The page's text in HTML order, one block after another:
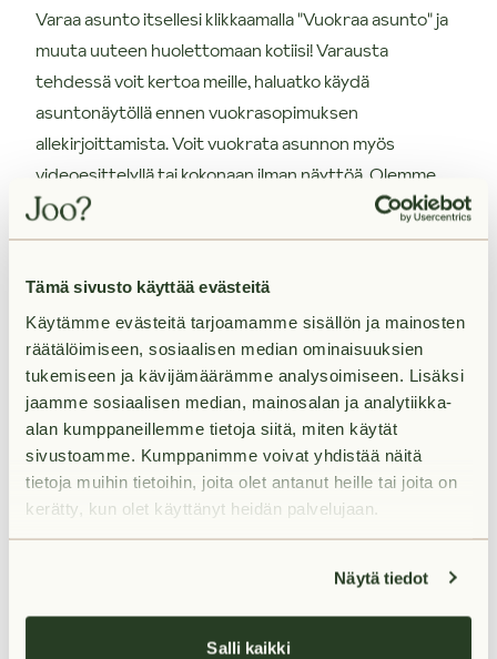
Tämä sivusto käyttää evästeitä
Käytämme evästeitä tarjoamamme sisällön ja mainosten
räätälöimiseen, sosiaalisen median ominaisuuksien
tukemiseen ja kävijämäärämme analysoimiseen. Lisäksi
jaamme sosiaalisen median, mainosalan ja analytiikka-
alan kumppaneillemme tietoja siitä, miten käytät
sivustoamme. Kumppanimme voivat yhdistää näitä
tietoja muihin tietoihin, joita olet antanut heille tai joita on
kerätty, kun olet käyttänyt heidän palvelujaan.
Näytä tiedot
Salli kaikki
Varaa asunto itsellesi klikkaamalla "Vuokraa asunto" ja
muuta uuteen huolettomaan kotiisi! Varausta
tehdessä voit kertoa meille, haluatko käydä
asuntonäytöllä ennen vuokrasopimuksen
allekirjoittamista. Voit vuokrata asunnon myös
videoesittelyllä tai kokonaan ilman näyttöä. Olemme
sinuun yhteydessä mahdollisimman pian varauksesi
vastaanottamisen jälkeen.
Vuokra
Palvelut lähellä